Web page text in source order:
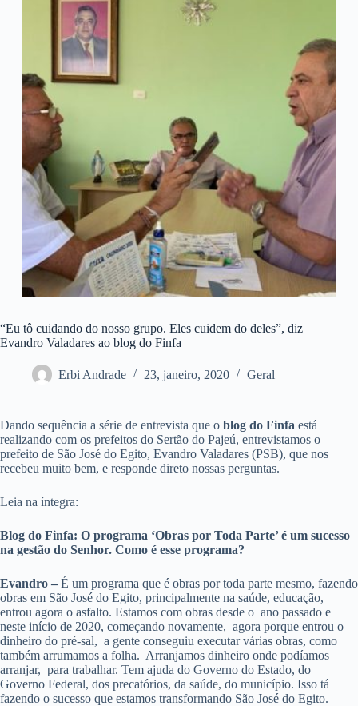
“Eu tô cuidando do nosso grupo. Eles cuidem do deles”, diz
Evandro Valadares ao blog do Finfa
Erbi Andrade 23, janeiro, 2020 Geral
Dando sequência a série de entrevista que o blog do Finfa está
realizando com os prefeitos do Sertão do Pajeú, entrevistamos o
prefeito de São José do Egito, Evandro Valadares (PSB), que nos
recebeu muito bem, e responde direto nossas perguntas.
Leia na íntegra:
Blog do Finfa: O programa ‘Obras por Toda Parte’ é um sucesso
na gestão do Senhor. Como é esse programa?
Evandro – É um programa que é obras por toda parte mesmo, fazendo
obras em São José do Egito, principalmente na saúde, educação,
entrou agora o asfalto. Estamos com obras desde o ano passado e
neste início de 2020, começando novamente, agora porque entrou o
dinheiro do pré-sal, a gente conseguiu executar várias obras, como
também arrumamos a folha. Arranjamos dinheiro onde podíamos
arranjar, para trabalhar. Tem ajuda do Governo do Estado, do
Governo Federal, dos precatórios, da saúde, do município. Isso tá
fazendo o sucesso que estamos transformando São José do Egito.